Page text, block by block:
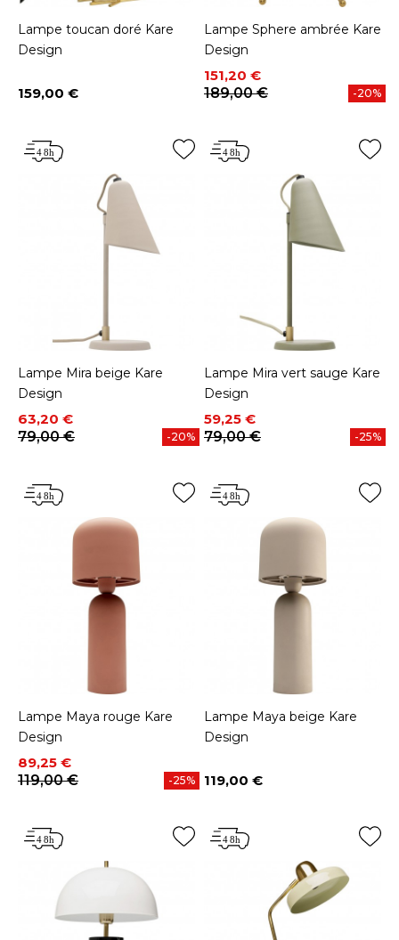
Lampe toucan doré Kare
Design
Prix
159,00 €
Lampe Sphere ambrée Kare
Design
Prix
151,20 €
Prix de base
189,00 €
-20%
Lampe Mira beige Kare
Design
Prix
63,20 €
Prix de base
79,00 €
-20%
Lampe Mira vert sauge Kare
Design
Prix
59,25 €
Prix de base
79,00 €
-25%
Lampe Maya rouge Kare
Design
Prix
89,25 €
Prix de base
119,00 €
-25%
Lampe Maya beige Kare
Design
Prix
119,00 €